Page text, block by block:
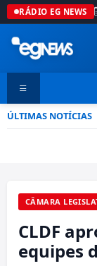
RÁDIO EG NEWS
ÚLTIMAS NOTÍCIAS
Seca no
CÂMARA
CLDF
equipes